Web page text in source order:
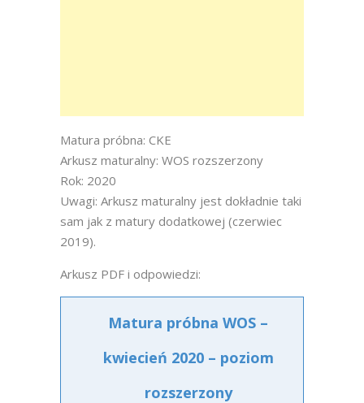
Matura próbna: CKE
Arkusz maturalny: WOS rozszerzony
Rok: 2020
Uwagi: Arkusz maturalny jest dokładnie taki
sam jak z matury dodatkowej (czerwiec
2019).
Arkusz PDF i odpowiedzi:
Matura próbna WOS –
kwiecień 2020 – poziom
rozszerzony